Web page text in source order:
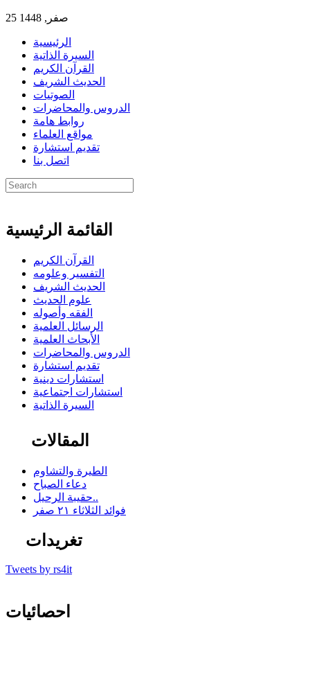
25 صفر, 1448
الرئيسية
السيرة الذاتية
القرآن الكريم
الحديث الشريف
الصوتيات
الدروس والمحاضرات
روابط هامة
مواقع العلماء
تقديم استشارة
اتصل بنا
القائمة الرئيسية
القرآن الكريم
التفسير وعلومه
الحديث الشريف
علوم الحديث
الفقه وأصوله
الرسائل العلمية
الأبحاث العلمية
الدروس والمحاضرات
تقديم استشارة
استشارات دينية
استشارات اجتماعية
السيرة الذاتية
المقالات
الطيرة والتشاوم
دعاء الصباح
حقيبة الرحيل..
فوائد الثلاثاء ٢١ صفر
تغريدات
Tweets by rs4it
احصائيات